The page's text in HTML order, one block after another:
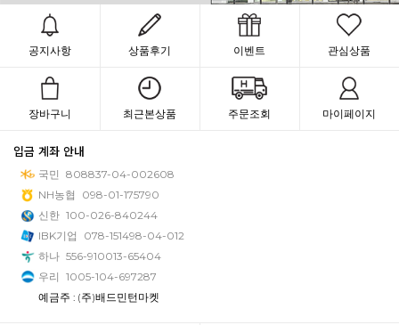
공지사항 상품후기 이벤트 관심상품
장바구니 최근본상품 주문조회 마이페이지
입금 계좌 안내
국민 808837-04-002608
NH농협
098-01-175790
신한 100-026-840244
IBK기업
078-151498-04-012
하나 556-910013-65404
우리 1005-104-697287
예금주 : (주)배드민턴마켓